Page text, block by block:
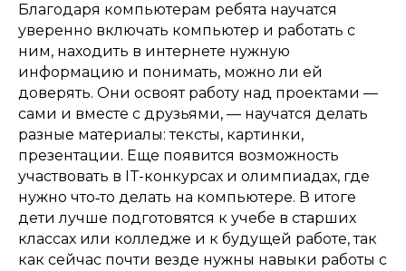
Благодаря компьютерам ребята научатся
уверенно включать компьютер и работать с
ним, находить в интернете нужную
информацию и понимать, можно ли ей
доверять. Они освоят работу над проектами —
сами и вместе с друзьями, — научатся делать
разные материалы: тексты, картинки,
презентации. Еще появится возможность
участвовать в IT-конкурсах и олимпиадах, где
нужно что‑то делать на компьютере. В итоге
дети лучше подготовятся к учебе в старших
классах или колледже и к будущей работе, так
как сейчас почти везде нужны навыки работы с